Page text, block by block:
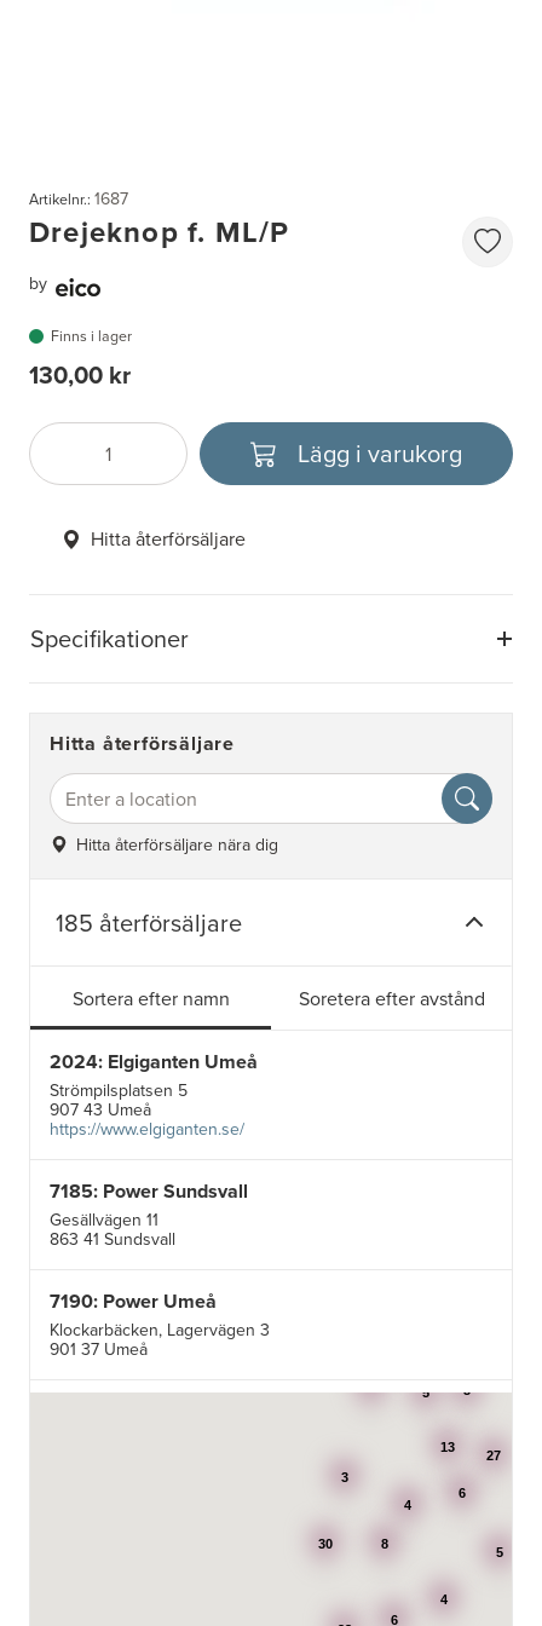
Specifikationer
Artikelnr.: 1687
Drejeknop f. ML/P
by
Finns i lager
130,00 kr
Antal
Välj enhet Lägg i varukorg
Hitta återförsäljare
Hitta återförsäljare
Hitta återförsäljare nära dig
185 återförsäljare
Sortera efter namn Soretera efter avstånd
2024: Elgiganten Umeå
Strömpilsplatsen 5
907 43 Umeå
https://www.elgiganten.se/
7185: Power Sundsvall
Gesällvägen 11
863 41 Sundsvall
7190: Power Umeå
Klockarbäcken, Lagervägen 3
901 37 Umeå
AB Karl Hedin Bygghandel - Edsbyn
30
27
8
4
6
6
13
3
4
5
3
5